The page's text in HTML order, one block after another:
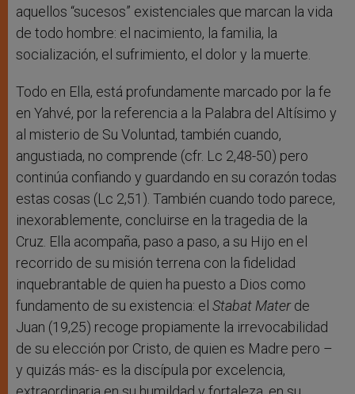
aquellos “sucesos” existenciales que marcan la vida
de todo hombre: el nacimiento, la familia, la
socialización, el sufrimiento, el dolor y la muerte.
Todo en Ella, está profundamente marcado por la fe
en Yahvé, por la referencia a la Palabra del Altísimo y
al misterio de Su Voluntad, también cuando,
angustiada, no comprende (cfr. Lc 2,48-50) pero
continúa confiando y guardando en su corazón todas
estas cosas (Lc 2,51). También cuando todo parece,
inexorablemente, concluirse en la tragedia de la
Cruz. Ella acompaña, paso a paso, a su Hijo en el
recorrido de su misión terrena con la fidelidad
inquebrantable de quien ha puesto a Dios como
fundamento de su existencia: el Stabat Materde
Juan (19,25) recoge propiamente la irrevocabilidad
de su elección por Cristo, de quien es Madre pero –
y quizás más- es la discípula por excelencia,